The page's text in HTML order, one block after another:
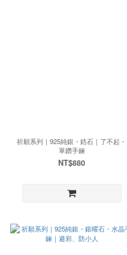
祈願系列｜925純銀・鋯石｜了不起・
單鑽手鍊
NT$880